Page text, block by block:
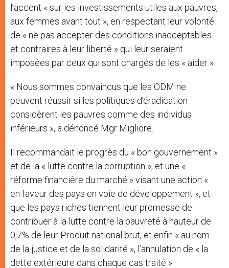
l’accent « sur les investissements utiles aux pauvres,
aux femmes avant tout », en respectant leur volonté
de « ne pas accepter des conditions inacceptables
et contraires à leur liberté » qui leur seraient
imposées par ceux qui sont chargés de les « aider »
« Nous sommes convaincus que les ODM ne
peuvent réussir si les politiques d’éradication
considèrent les pauvres comme des individus
inférieurs », a dénoncé Mgr Migliore.
Il recommandait le progrès du « bon gouvernement »
et de la « lutte contre la corruption », et une «
réforme financière du marché » visant une action «
en faveur des pays en voie de développement », et
que les pays riches tiennent leur promesse de
contribuer à la lutte contre la pauvreté à hauteur de
0,7% de leur Produit national brut, et enfin « au nom
de la justice et de la solidarité », l’annulation de « la
dette extérieure dans chaque cas traité ».